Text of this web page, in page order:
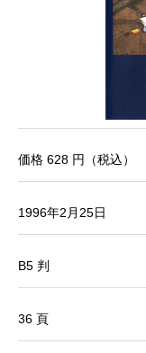
価格 628 円（税込）
1996年2月25日
B5 判
36 頁